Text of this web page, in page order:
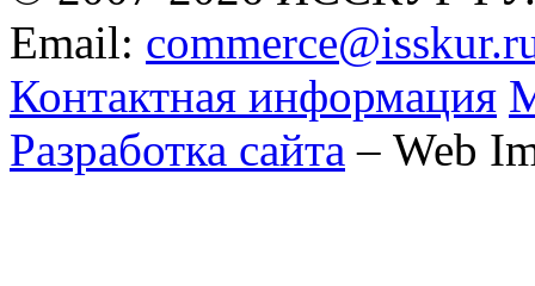
Email:
Контактная информация
Разработка сайта – Web